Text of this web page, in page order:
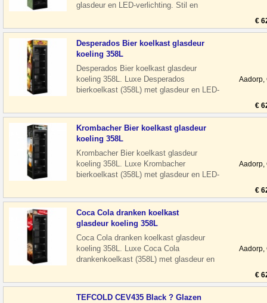
glasdeur en LED-verlichting. Stil en
€
Desperados Bier koelkast glasdeur
koeling 358L
Desperados Bier koelkast glasdeur
koeling 358L. Luxe Desperados
bierkoelkast (358L) met glasdeur en LED-
voo
Aadorp,
€
Krombacher Bier koelkast glasdeur
koeling 358L
Krombacher Bier koelkast glasdeur
koeling 358L. Luxe Krombacher
bierkoelkast (358L) met glasdeur en LED-
voo
Aadorp,
€
Coca Cola dranken koelkast
glasdeur koeling 358L
Coca Cola dranken koelkast glasdeur
koeling 358L. Luxe Coca Cola
drankenkoelkast (358L) met glasdeur en
ideaal
Aadorp,
€
TEFCOLD CEV435 Black ? Glazen